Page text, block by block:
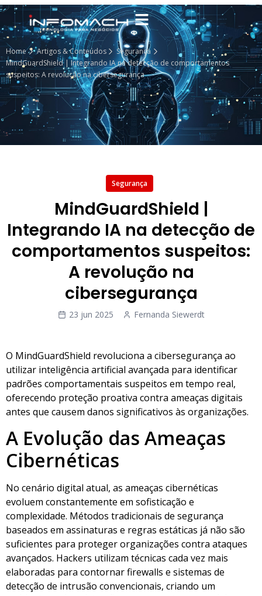
Home Artigos & Conteúdos
Segurança
MindGuardShield | Integrando IA na detecção de comportamentos
suspeitos: A revolução na cibersegurança
Segurança
MindGuardShield |
Integrando IA na detecção de
comportamentos suspeitos:
A revolução na
cibersegurança
23 jun 2025 Fernanda Siewerdt
O MindGuardShield revoluciona a cibersegurança ao
utilizar inteligência artificial avançada para identificar
padrões comportamentais suspeitos em tempo real,
oferecendo proteção proativa contra ameaças digitais
antes que causem danos significativos às organizações.
A Evolução das Ameaças
Cibernéticas
No cenário digital atual, as ameaças cibernéticas
evoluem constantemente em sofisticação e
complexidade. Métodos tradicionais de segurança
baseados em assinaturas e regras estáticas já não são
suficientes para proteger organizações contra ataques
avançados. Hackers utilizam técnicas cada vez mais
elaboradas para contornar firewalls e sistemas de
detecção de intrusão convencionais, criando um